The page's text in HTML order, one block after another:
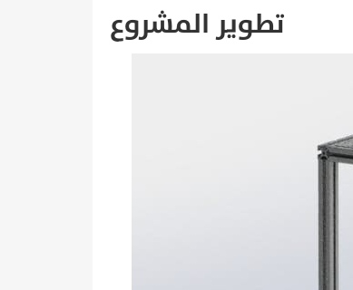
تطوير المشروع